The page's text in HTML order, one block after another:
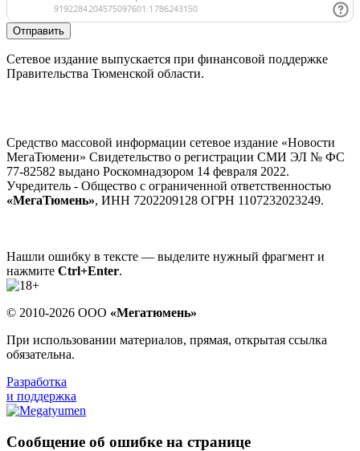
Отправить
Сетевое издание выпускается при финансовой поддержке
Правительства Тюменской области.
Средство массовой информации сетевое издание «Новости
МегаТюмени» Свидетельство о регистрации СМИ ЭЛ № ФС
77-82582 выдано Роскомнадзором 14 февраля 2022.
Учредитель - Общество с ограниченной ответственностью
«МегаТюмень», ИНН 7202209128 ОГРН 1107232023249.
Нашли ошибку в тексте — выделите нужный фрагмент и
нажмите Ctrl+Enter.
© 2010-2026 ООО «Мегатюмень»
При использовании материалов, прямая, открытая ссылка
обязательна.
Разработка
и поддержка
Сообщение об ошибке на странице